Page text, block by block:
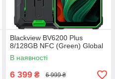
Blackview BV6200 Plus
8/128GB NFC (Green) Global
В наявності
6 399 ₴ 6 999 ₴